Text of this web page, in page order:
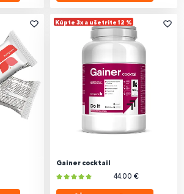
Kúpte 3x a ušetrite 12 %
Gainer cocktail
44.00 €